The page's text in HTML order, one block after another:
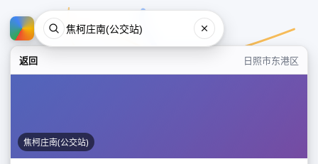
返回 日照市东港区
焦柯庄南(公交站)